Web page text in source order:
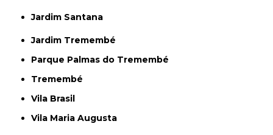
Jardim Santana
Jardim Tremembé
Parque Palmas do Tremembé
Tremembé
Vila Brasil
Vila Maria Augusta